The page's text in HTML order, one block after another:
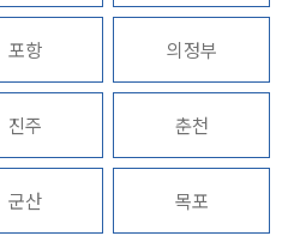
업무사례
정보
지식인
고객후기
포항 의정부
진주 춘천
군산 목포